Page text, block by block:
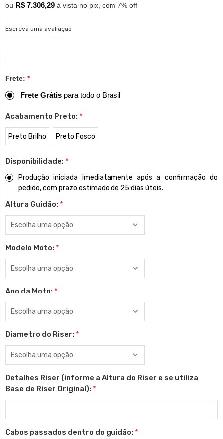
ou R$ 7.306,29 à vista no pix, com 7% off
Escreva uma avaliação
Frete: *
Frete Grátis para todo o Brasil
Acabamento Preto: *
Preto Brilho Preto Fosco
Disponibilidade: *
Produção iniciada imediatamente após a confirmação do
pedido, com prazo estimado de 25 dias úteis.
Altura Guidão: *
Modelo Moto: *
Ano da Moto: *
Diametro do Riser: *
Detalhes Riser (informe a Altura do Riser e se utiliza
Base de Riser Original): *
Cabos passados dentro do guidão: *